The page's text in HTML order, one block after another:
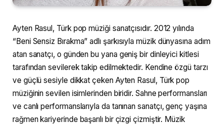
Ayten Rasul, Türk pop müziği sanatçısıdır. 2012 yılında
“Beni Sensiz Bırakma” adlı şarkısıyla müzik dünyasına adım
atan sanatçı, o günden bu yana geniş bir dinleyici kitlesi
tarafından sevilerek takip edilmektedir. Kendine özgü tarzı
ve güçlü sesiyle dikkat çeken Ayten Rasul, Türk pop
müziğinin sevilen isimlerinden biridir. Sahne performansları
ve canlı performanslarıyla da tanınan sanatçı, genç yaşına
rağmen kariyerinde başarılı bir çizgi çizmiştir. Müzik